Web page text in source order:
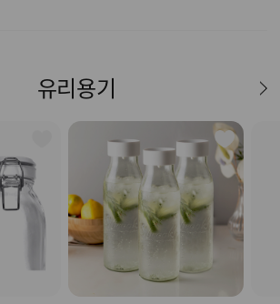
유리용기